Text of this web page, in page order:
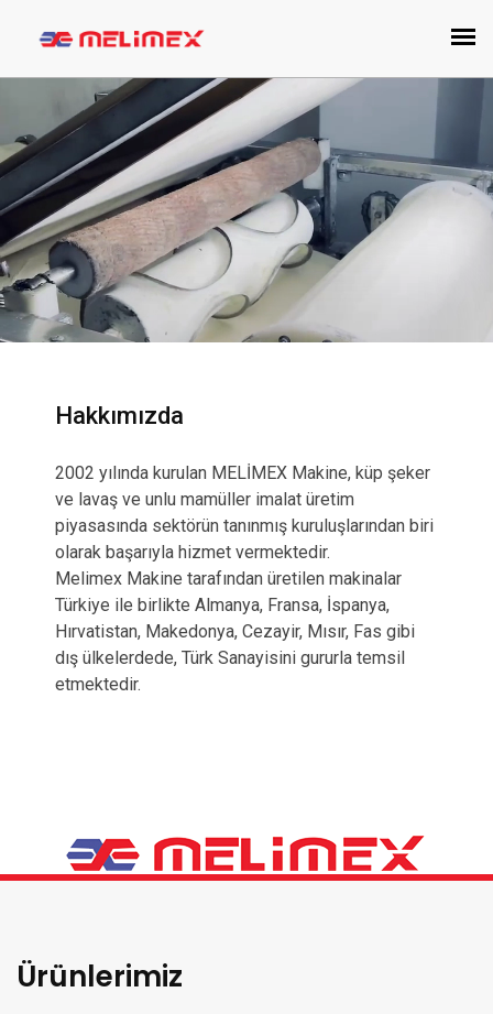
Hakkımızda
2002 yılında kurulan MELİMEX Makine, küp şeker
ve lavaş ve unlu mamüller imalat üretim
piyasasında sektörün tanınmış kuruluşlarından biri
olarak başarıyla hizmet vermektedir.
Melimex Makine tarafından üretilen makinalar
Türkiye ile birlikte Almanya, Fransa, İspanya,
Hırvatistan, Makedonya, Cezayir, Mısır, Fas gibi
dış ülkelerdede, Türk Sanayisini gururla temsil
etmektedir.
Ürünlerimiz